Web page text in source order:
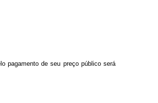
pagamento de seu preço público será